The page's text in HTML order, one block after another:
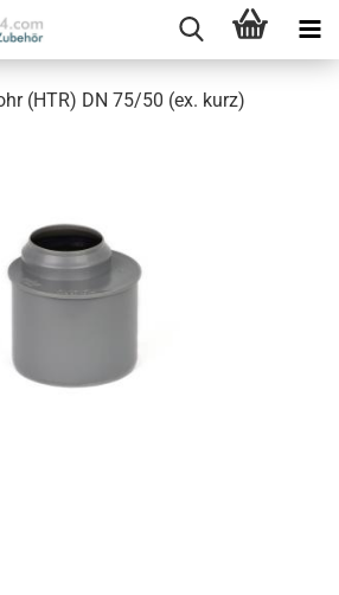
(HTR) DN 75/50 (ex. kurz)